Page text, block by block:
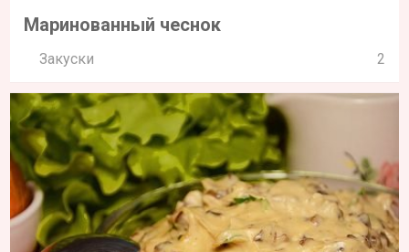
Маринованный чеснок
Закуски 2